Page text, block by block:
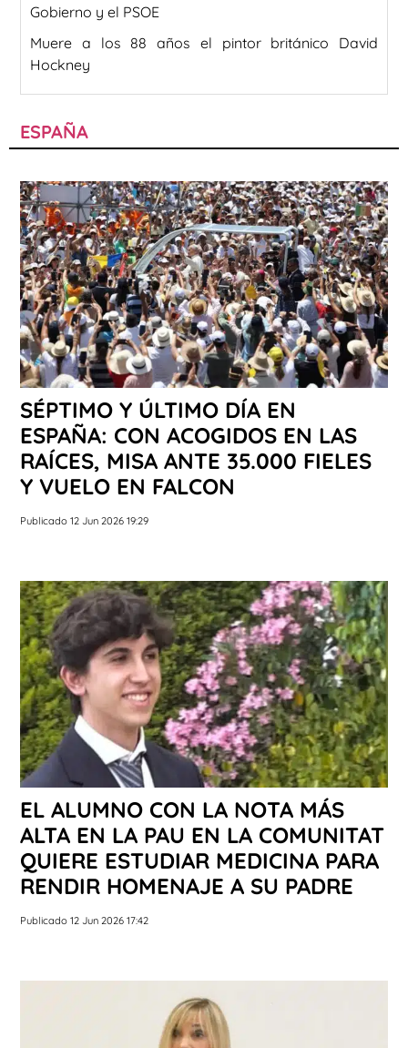
Gobierno y el PSOE
Muere a los 88 años el pintor británico David
Hockney
ESPAÑA
SÉPTIMO Y ÚLTIMO DÍA EN
ESPAÑA: CON ACOGIDOS EN LAS
RAÍCES, MISA ANTE 35.000 FIELES
Y VUELO EN FALCON
Publicado 12 Jun 2026 19:29
EL ALUMNO CON LA NOTA MÁS
ALTA EN LA PAU EN LA COMUNITAT
QUIERE ESTUDIAR MEDICINA PARA
RENDIR HOMENAJE A SU PADRE
Publicado 12 Jun 2026 17:42